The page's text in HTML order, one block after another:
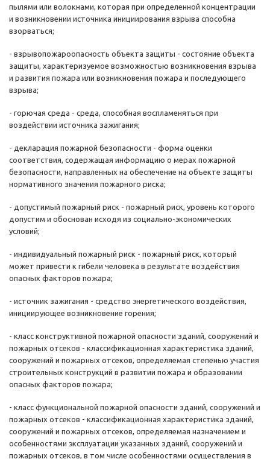
пылями или волокнами, которая при определенной концентрации
и возникновении источника инициирования взрыва способна
взорваться;
- взрывопожароопасность объекта защиты - состояние объекта
защиты, характеризуемое возможностью возникновения взрыва
и развития пожара или возникновения пожара и последующего
взрыва;
- горючая среда - среда, способная воспламеняться при
воздействии источника зажигания;
- декларация пожарной безопасности - форма оценки
соответствия, содержащая информацию о мерах пожарной
безопасности, направленных на обеспечение на объекте защиты
нормативного значения пожарного риска;
- допустимый пожарный риск - пожарный риск, уровень которого
допустим и обоснован исходя из социально-экономических
условий;
- индивидуальный пожарный риск - пожарный риск, который
может привести к гибели человека в результате воздействия
опасных факторов пожара;
- источник зажигания - средство энергетического воздействия,
инициирующее возникновение горения;
- класс конструктивной пожарной опасности зданий, сооружений и
пожарных отсеков - классификационная характеристика зданий,
сооружений и пожарных отсеков, определяемая степенью участия
строительных конструкций в развитии пожара и образовании
опасных факторов пожара;
- класс функциональной пожарной опасности зданий, сооружений и
пожарных отсеков - классификационная характеристика зданий,
сооружений и пожарных отсеков, определяемая назначением и
особенностями эксплуатации указанных зданий, сооружений и
пожарных отсеков, в том числе особенностями осуществления в